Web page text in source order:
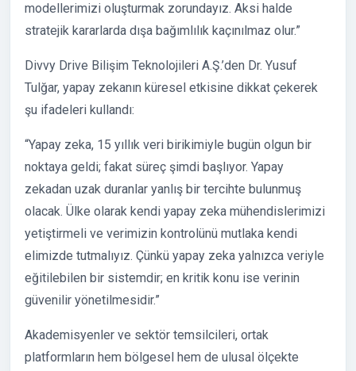
modellerimizi oluşturmak zorundayız. Aksi halde
stratejik kararlarda dışa bağımlılık kaçınılmaz olur.”
Divvy Drive Bilişim Teknolojileri A.Ş.’den Dr. Yusuf
Tulğar, yapay zekanın küresel etkisine dikkat çekerek
şu ifadeleri kullandı:
“Yapay zeka, 15 yıllık veri birikimiyle bugün olgun bir
noktaya geldi; fakat süreç şimdi başlıyor. Yapay
zekadan uzak duranlar yanlış bir tercihte bulunmuş
olacak. Ülke olarak kendi yapay zeka mühendislerimizi
yetiştirmeli ve verimizin kontrolünü mutlaka kendi
elimizde tutmalıyız. Çünkü yapay zeka yalnızca veriyle
eğitilebilen bir sistemdir; en kritik konu ise verinin
güvenilir yönetilmesidir.”
Akademisyenler ve sektör temsilcileri, ortak
platformların hem bölgesel hem de ulusal ölçekte